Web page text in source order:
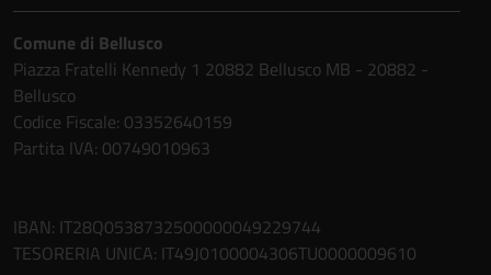
Comune di Bellusco
Piazza Fratelli Kennedy 1 20882 Bellusco MB - 20882 -
Bellusco
Codice Fiscale: 03352640159
Partita IVA: 00749010963
IBAN: IT28Q0538732500000049229744
TESORERIA UNICA: IT49J0100004306TU0000009610